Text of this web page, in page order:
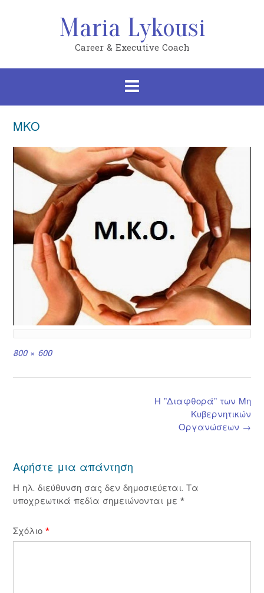
Maria Lykousi
Career & Executive Coach
ΜΚΟ
Full
800 × 600
Η ”Διαφθορά” των Μη
Κυβερνητικών
Οργανώσεων →
Αφήστε μια απάντηση
Η ηλ. διεύθυνση σας δεν δημοσιεύεται. Τα
υποχρεωτικά πεδία σημειώνονται με *
Σχόλιο*